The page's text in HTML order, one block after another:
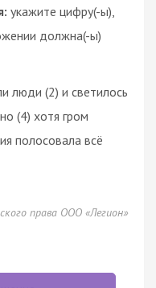
укажите цифру(-ы),
должна(-ы)
люди (2) и светилось
(4) хотя гром
полосовала всё
права ООО «Легион»